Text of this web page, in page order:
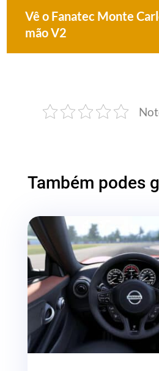
Vê o Fanatec Monte
mão V2
Também podes